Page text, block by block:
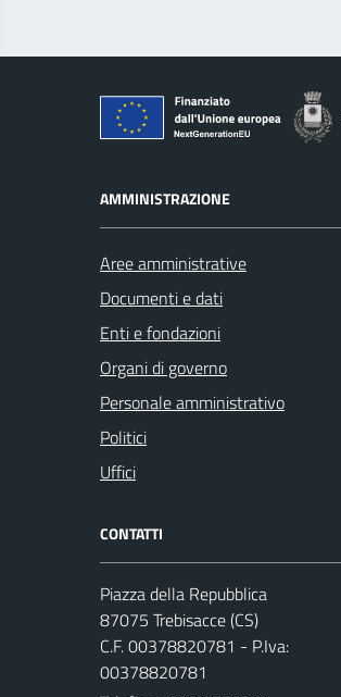
AMMINISTRAZIONE
Aree amministrative
Documenti e dati
Enti e fondazioni
Organi di governo
Personale amministrativo
Politici
Uffici
CONTATTI
Piazza della Repubblica
87075 Trebisacce (CS)
C.F. 00378820781 - P.Iva:
00378820781